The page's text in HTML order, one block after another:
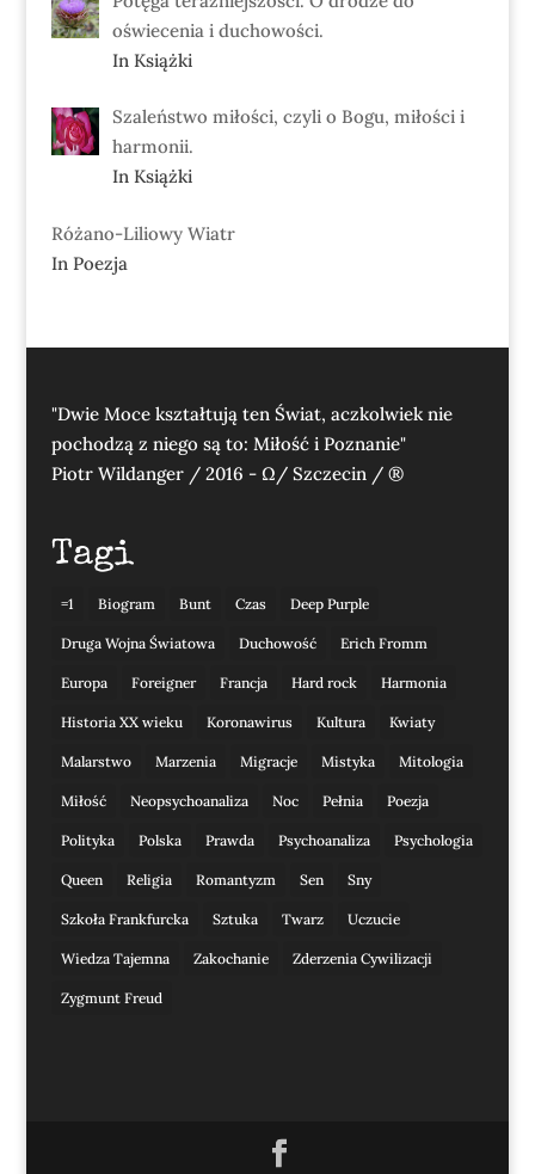
oświecenia i duchowości.
In Książki
Szaleństwo miłości, czyli o Bogu, miłości i
harmonii.
In Książki
Różano-Liliowy Wiatr
In Poezja
"Dwie Moce kształtują ten Świat, aczkolwiek nie
pochodzą z niego są to: Miłość i Poznanie"
Piotr Wildanger / 2016 - Ω/ Szczecin / ®
Tagi
=1 Biogram Bunt Czas Deep Purple
Druga Wojna Światowa Duchowość Erich Fromm
Europa Foreigner Francja Hard rock Harmonia
Historia XX wieku Koronawirus Kultura Kwiaty
Malarstwo Marzenia Migracje Mistyka Mitologia
Miłość Neopsychoanaliza Noc Pełnia Poezja
Polityka Polska Prawda Psychoanaliza Psychologia
Queen Religia Romantyzm Sen Sny
Szkoła Frankfurcka Sztuka Twarz Uczucie
Wiedza Tajemna Zakochanie Zderzenia Cywilizacji
Zygmunt Freud